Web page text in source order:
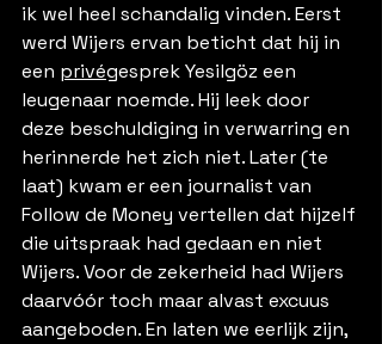
ik wel heel schandalig vinden. Eerst
werd Wijers ervan beticht dat hij in
een privégesprek Yesilgöz een
leugenaar noemde. Hij leek door
deze beschuldiging in verwarring en
herinnerde het zich niet. Later (te
laat) kwam er een journalist van
Follow de Money vertellen dat hijzelf
die uitspraak had gedaan en niet
Wijers. Voor de zekerheid had Wijers
daarvóór toch maar alvast excuus
aangeboden. En laten we eerlijk zijn,